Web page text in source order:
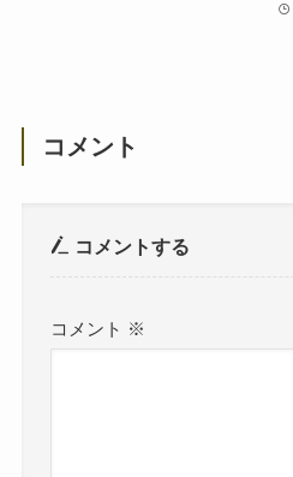
コメント
コメントする
コメント ※